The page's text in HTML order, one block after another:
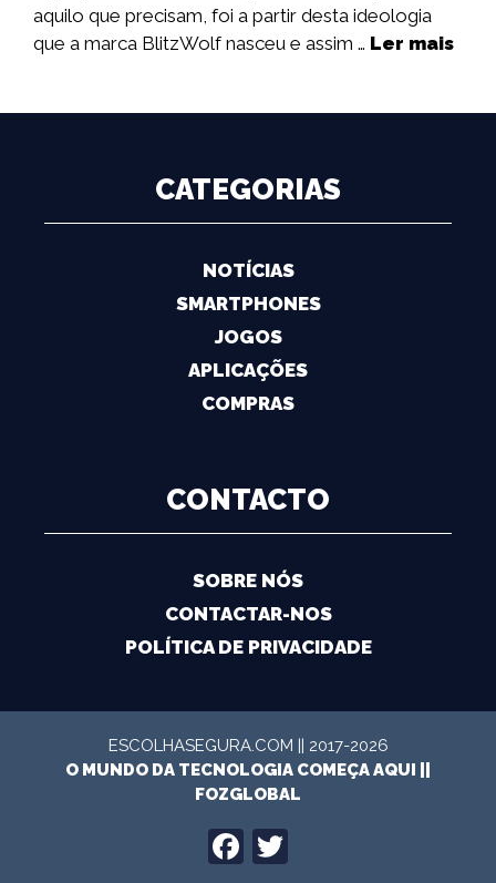
aquilo que precisam, foi a partir desta ideologia
que a marca BlitzWolf nasceu e assim … Ler mais
CATEGORIAS
NOTÍCIAS
SMARTPHONES
JOGOS
APLICAÇÕES
COMPRAS
CONTACTO
SOBRE NÓS
CONTACTAR-NOS
POLÍTICA DE PRIVACIDADE
ESCOLHASEGURA.COM || 2017-2026
O MUNDO DA TECNOLOGIA COMEÇA AQUI ||
FOZGLOBAL
FACEBOOK